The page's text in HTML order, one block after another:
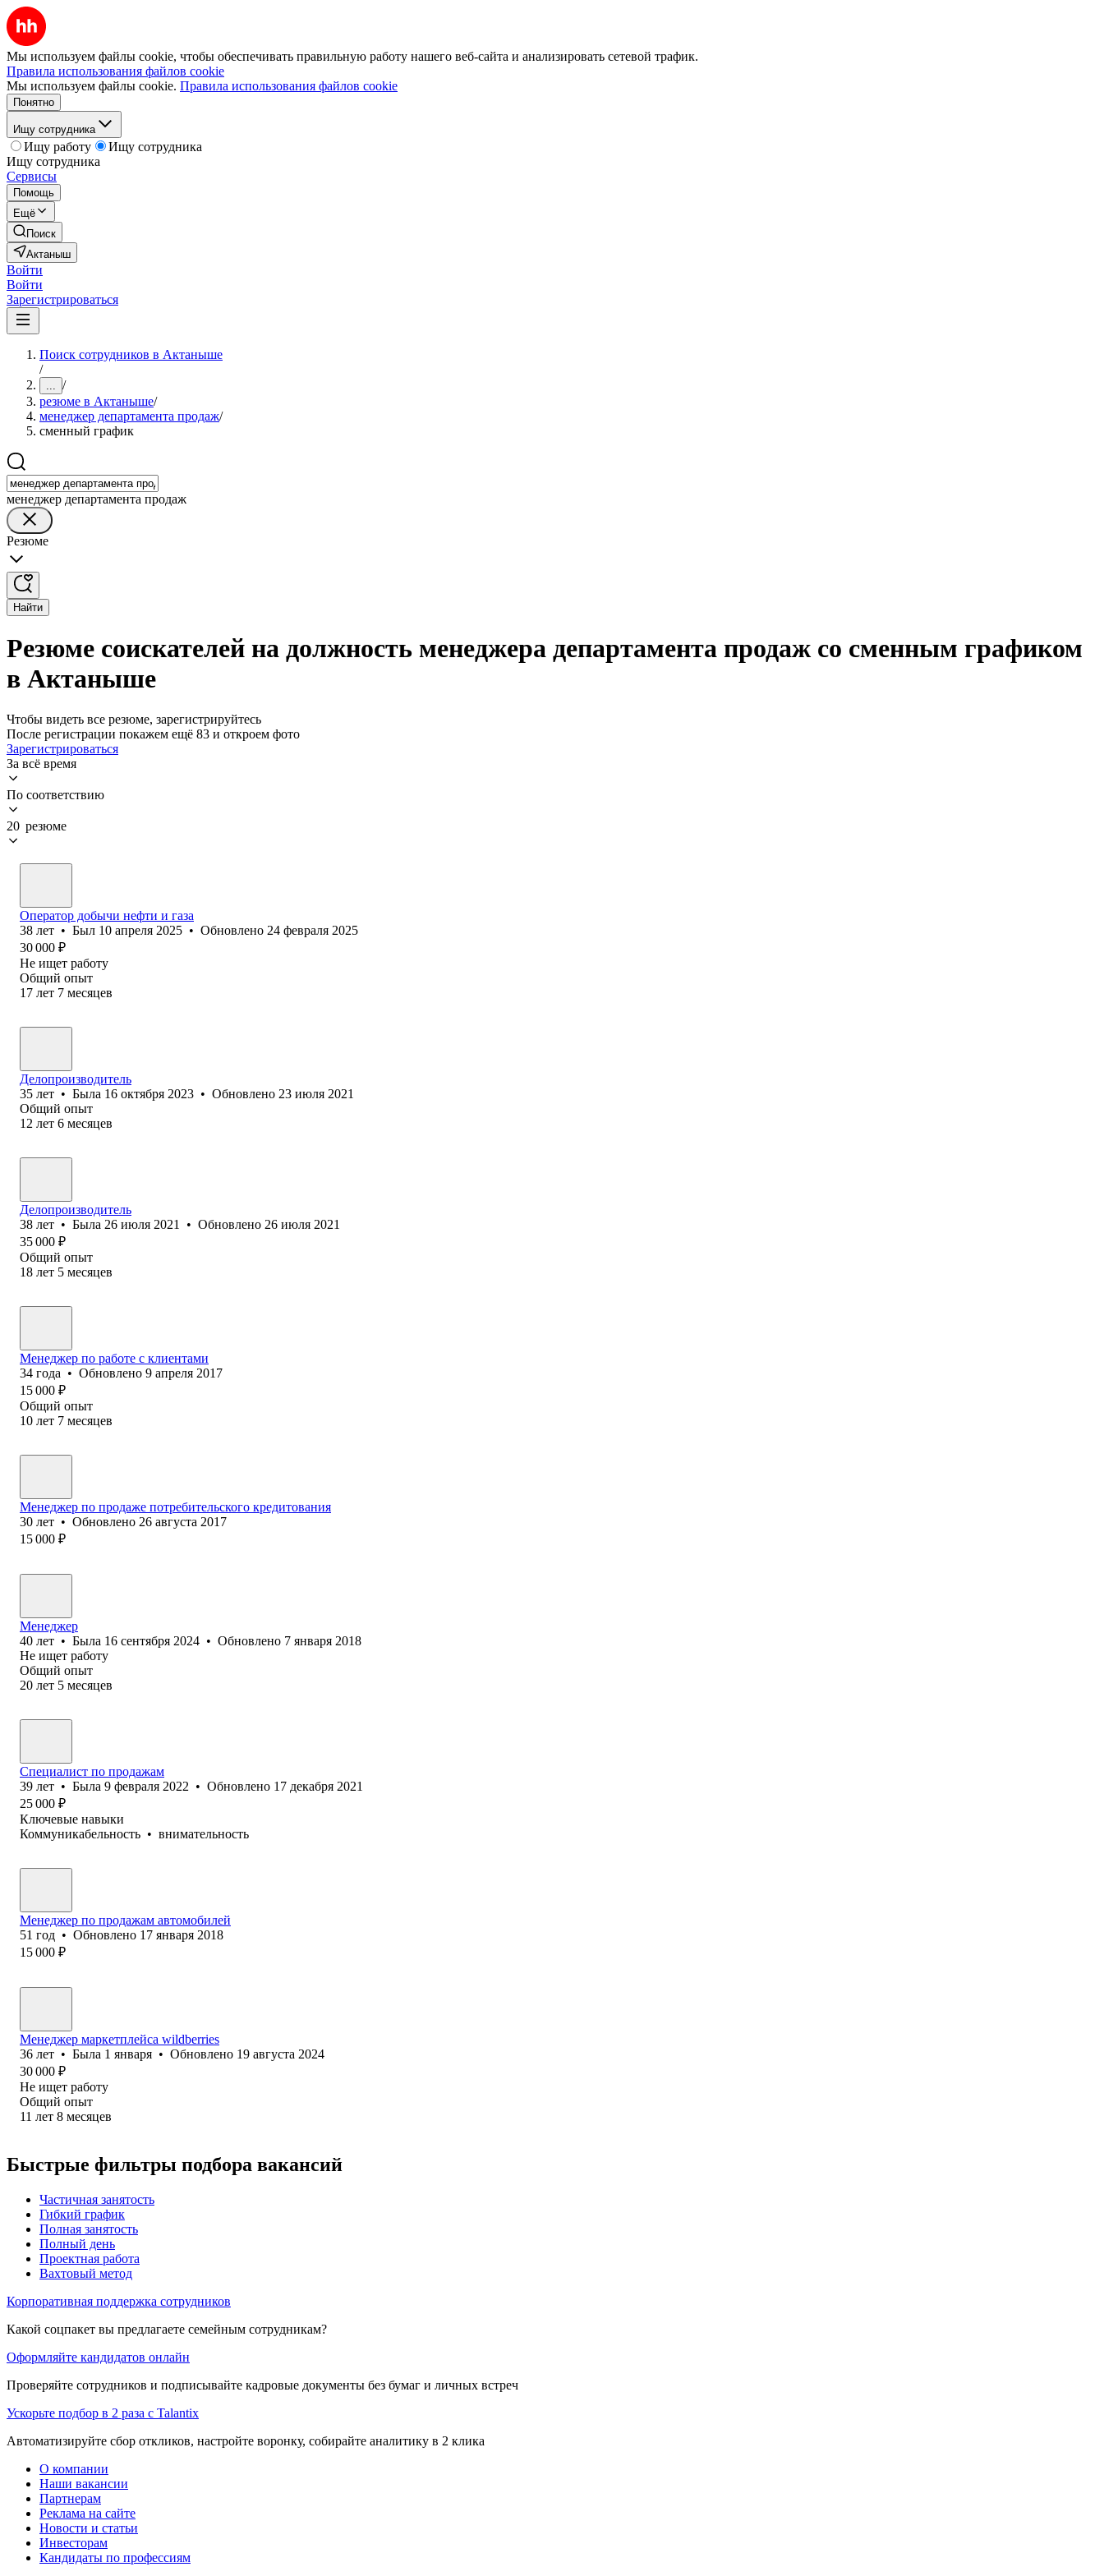
Мы используем файлы cookie, чтобы обеспечивать правильную работу нашего веб-сайта и анализировать сетевой трафик.
Правила использования файлов cookie
Мы используем файлы cookie. Правила использования файлов cookie
Понятно
Ищу сотрудника
Ищу работу
Ищу сотрудника
Ищу сотрудника
Сервисы
Помощь
Ещё
Поиск
Актаныш
Войти
Войти
Зарегистрироваться
Поиск сотрудников в Актаныше
/
... /
резюме в Актаныше/
менеджер департамента продаж/
сменный график
менеджер департамента продаж
Резюме
Найти
Резюме соискателей на должность менеджера департамента продаж со сменным графиком
в Актаныше
Чтобы видеть все резюме, зарегистрируйтесь
После регистрации покажем ещё 83 и откроем фото
Зарегистрироваться
За всё время
По соответствию
20 резюме
Оператор добычи нефти и газа
38 лет • Был 10 апреля 2025 • Обновлено 24 февраля 2025
30 000 ₽
Не ищет работу
Общий опыт
17 лет 7 месяцев
Делопроизводитель
35 лет • Была 16 октября 2023 • Обновлено 23 июля 2021
Общий опыт
12 лет 6 месяцев
Делопроизводитель
38 лет • Была 26 июля 2021 • Обновлено 26 июля 2021
35 000 ₽
Общий опыт
18 лет 5 месяцев
Менеджер по работе с клиентами
34 года • Обновлено 9 апреля 2017
15 000 ₽
Общий опыт
10 лет 7 месяцев
Менеджер по продаже потр⁢ебительского кредитования
30 лет • Обновлено 26 августа 2017
15 000 ₽
Менеджер
40 лет • Была 16 сентября 2024 • Обновлено 7 января 2018
Не ищет работу
Общий опыт
20 лет 5 месяцев
Специалист по продажам
39 лет • Была 9 февраля 2022 • Обновлено 17 декабря 2021
25 000 ₽
Ключевые навыки
Коммуникабельность • внимательность
Менеджер по продажам автомобилей
51 год • Обновлено 17 января 2018
15 000 ₽
Менеджер маркетплейса wildberries
36 лет • Была 1 января • Обновлено 19 августа 2024
30 000 ₽
Не ищет работу
Общий опыт
11 лет 8 месяцев
Быстрые фильтры подбора вакансий
Частичная занятость
Гибкий график
Полная занятость
Полный день
Проектная работа
Вахтовый метод
Корпоративная поддержка сотрудников
Какой соцпакет вы предлагаете семейным сотрудникам?
Оформляйте кандидатов онлайн
Проверяйте сотрудников и подписывайте кадровые документы без бумаг и личных встреч
Ускорьте подбор в 2 раза с Talantix
Автоматизируйте сбор откликов, настройте воронку, собирайте аналитику в 2 клика
О компании
Наши вакансии
Партнерам
Реклама на сайте
Новости и статьи
Инвесторам
Кандидаты по профессиям